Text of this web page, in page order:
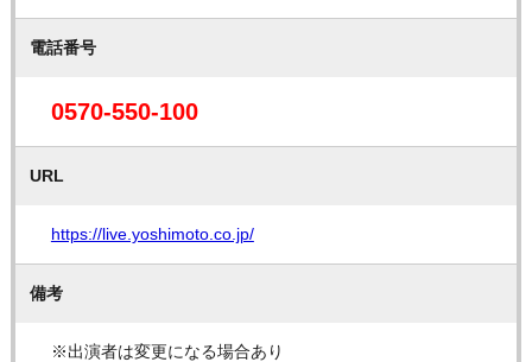
電話番号
0570-550-100
URL
https://live.yoshimoto.co.jp/
備考
※出演者は変更になる場合あり